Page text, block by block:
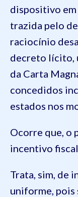
dispositivo em
trazida pelo
raciocínio
decreto lícito,
da Carta
concedidos
estados nos
Ocorre que, o
incentivo
Trata, sim, de
uniforme, pois